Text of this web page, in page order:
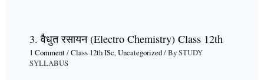
3. वैधुत रसायन (Electro Chemistry) Class 12th
1 Comment/Class 12th ISc,Uncategorized/ BySTUDY
SYLLABUS